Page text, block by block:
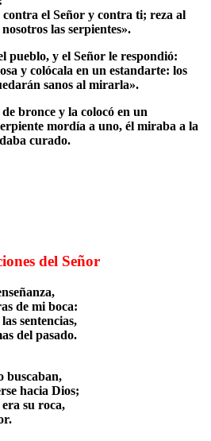
contra el Señor y contra ti; reza al
las serpientes».
pueblo, y el Señor le respondió:
y colócala en un estandarte: los
sanos al mirarla».
bronce y la colocó en un
mordía a uno, él miraba a la
curado.
del Señor
de mi boca:
sentencias,
del pasado.
buscaban,
hacia Dios;
su roca,